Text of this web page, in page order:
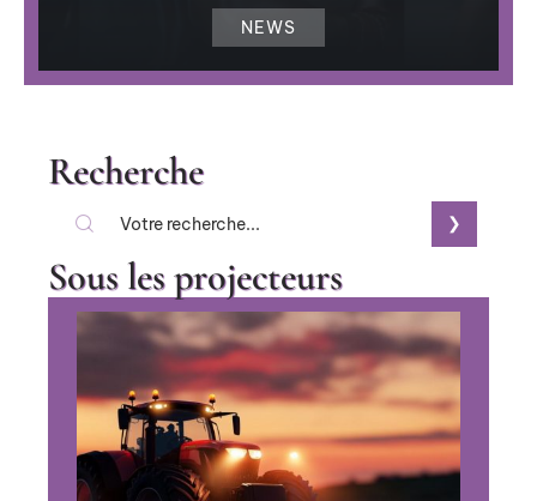
NEWS
Recherche
Sous les projecteurs